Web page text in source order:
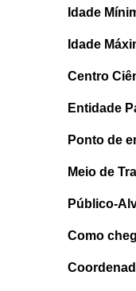
Idade
Idade
Centro
Entidade
Ponto de
Meio de
Público-
Como